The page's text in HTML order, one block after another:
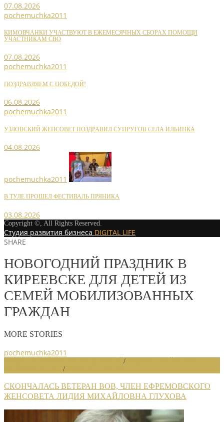
07.08.2026
pochemuchka2011
КИМОВЧАНКИ УЧАСТВУЮТ В ЕЖЕМЕСЯЧНЫХ СБОРАХ ПОМОЩИ
УЧАСТНИКАМ СВО
07.08.2026
pochemuchka2011
ПОЗДРАВЛЯЕМ С ПОБЕДОЙ!
06.08.2026
pochemuchka2011
УЗЛОВСКИЙ ЖЕНСОВЕТ ПОЗДРАВИЛ СУПРУГОВ СЕЛА ИЛЬИНКА
04.08.2026
pochemuchka2011
В ТУЛЕ ПРОШЕЛ ФЕСТИВАЛЬ ПРЯНИКА
03.08.2026
Copyright ©, All Rights Reserved.
Студия развития бизнеса DIGITAL LIFE
SHARE
НОВОГОДНИЙ ПРАЗДНИК В
КИРЕЕВСКЕ ДЛЯ ДЕТЕЙ ИЗ
СЕМЕЙ МОБИЛИЗОВАННЫХ
ГРАЖДАН
MORE STORIES
pochemuchka2011
/
/
СКОНЧАЛАСЬ ВЕТЕРАН ВОВ, ЧЛЕН ЕФРЕМОВСКОГО
ЖЕНСОВЕТА ЛИДИЯ МИХАЙЛОВНА ГЛУХОВА